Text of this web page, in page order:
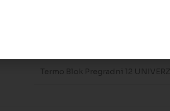
Termo Blok Pregradni 12